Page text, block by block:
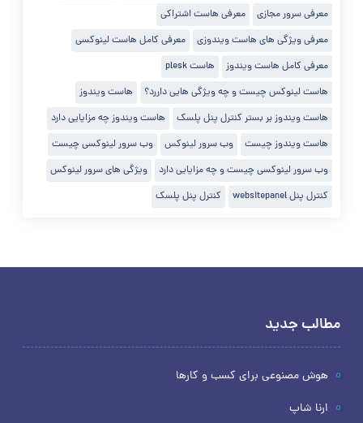
معرفی سرور مجازی
معرفی هاست اشتراکی
معرفی ویژگی های هاست ویندوزی
معرفی کامل هاست لینوکسی
معرفی کامل هاست ویندوز
هاست plesk
هاست لینوکس چیست و چه ویژگی هایی داررد؟
هاست ویندوز
هاست ویندوز بر بستر کنترل پنل پلسک
هاست ویندوز چه مزایایی دارد
هاست ویندوز چیست
وب سرور لینوکس
وب سرور لینوکسی چیست
وب سرور لینوکسی چیست و چه مزایایی دارد
ویژگی های سرور لینوکس
کنترل پنل websitepanel
کنترل پنل پلسک
مطالب جدید
هوش مصنوعی برای کسب و کارها
ارنا شاپ